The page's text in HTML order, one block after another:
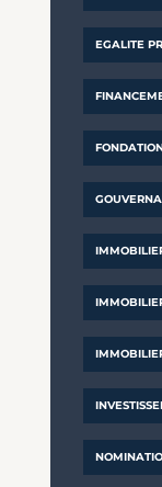
EGALITE